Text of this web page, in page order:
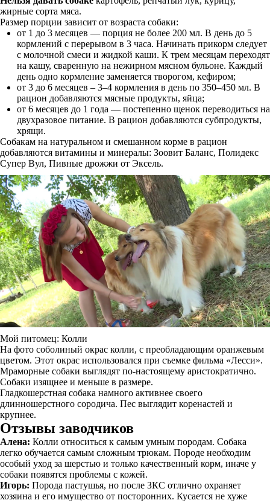
жирные сорта мяса.
Размер порции зависит от возраста собаки:
от 1 до 3 месяцев — порция не более 200 мл. В день до 5
кормлений с перерывом в 3 часа. Начинать прикорм следует
с молочной смеси и жидкой каши. К трем месяцам переходят
на кашу, сваренную на нежирном мясном бульоне. Каждый
день одно кормление заменяется творогом, кефиром;
от 3 до 6 месяцев – 3–4 кормления в день по 350–450 мл. В
рацион добавляются мясные продукты, яйца;
от 6 месяцев до 1 года — постепенно щенок переводиться на
двухразовое питание. В рацион добавляются субпродукты,
хрящи.
Собакам на натуральном и смешанном корме в рацион
добавляются витамины и минералы: Зоовит Баланс, Полидекс
Супер Вул, Пивные дрожжи от Эксель.
Мой питомец: Колли
На фото соболиный окрас колли, с преобладающим оранжевым
цветом. Этот окрас использовался при съемке фильма «Лесси».
Мраморные собаки выглядят по-настоящему аристократично.
Собаки изящнее и меньше в размере.
Гладкошерстная собака намного активнее своего
длинношерстного сородича. Пес выглядит коренастей и
крупнее.
Отзывы заводчиков
Алена: Колли относиться к самым умным породам. Собака
легко обучается самым сложным трюкам. Породе необходим
особый уход за шерстью и только качественный корм, иначе у
собаки появятся проблемы с кожей.
Игорь: Порода пастушья, но после ЗКС отлично охраняет
хозяина и его имущество от посторонних. Кусается не хуже